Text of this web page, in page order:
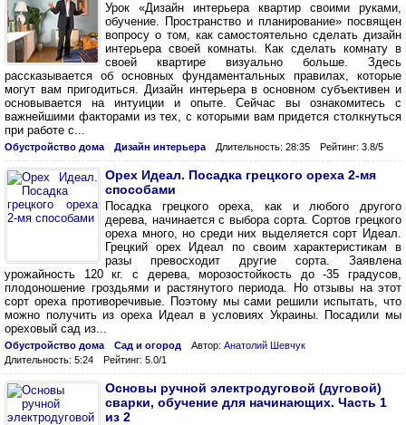
Урок «Дизайн интерьера квартир своими руками,
обучение. Пространство и планирование» посвящен
вопросу о том, как самостоятельно сделать дизайн
интерьера своей комнаты. Как сделать комнату в
своей квартире визуально больше. Здесь
рассказывается об основных фундаментальных правилах, которые
могут вам пригодиться. Дизайн интерьера в основном субъективен и
основывается на интуиции и опыте. Сейчас вы ознакомитесь с
важнейшими факторами из тех, с которыми вам придется столкнуться
при работе с...
Обустройство дома Дизайн интерьера Длительность: 28:35 Рейтинг: 3.8/5
Орех Идеал. Посадка грецкого ореха 2-мя
способами
Посадка грецкого ореха, как и любого другого
дерева, начинается с выбора сорта. Сортов грецкого
ореха много, но среди них выделяется сорт Идеал.
Грецкий орех Идеал по своим характеристикам в
разы превосходит другие сорта. Заявлена
урожайность 120 кг. с дерева, морозостойкость до -35 градусов,
плодоношение гроздьями и растянутого периода. Но отзывы на этот
сорт ореха противоречивые. Поэтому мы сами решили испытать, что
можно получить из ореха Идеал в условиях Украины. Посадили мы
ореховый сад из...
Обустройство дома Сад и огород Автор: Анатолий Шевчук
Длительность: 5:24
Рейтинг: 5.0/1
Основы ручной электродуговой (дуговой)
сварки, обучение для начинающих. Часть 1
из 2